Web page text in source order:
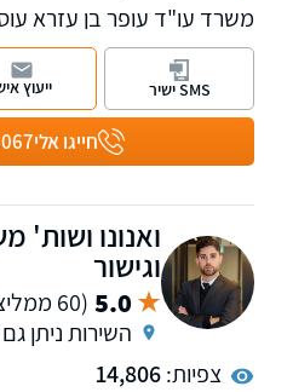
משרד עו"ד עופר בן עזרא
תאונות דרכים לרבות ובפרט
ביטוח לאומי וועדות רפואיות,
בתאונות דרכים, תאונות
הציבורי ועוד, ליטיגציה ושירותי
מתמשך. בנוסף, במשרדנו
חייגו אלי
SMS ישיר ייעוץ
ואנונו ושות'
וגישור
5.0 (60 ממליצים)
השירות ניתן
צפיות:14,806